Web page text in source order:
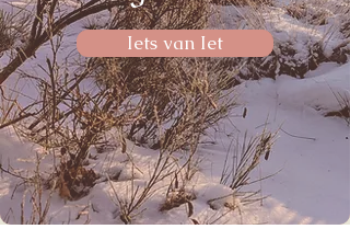
Iets van Iet